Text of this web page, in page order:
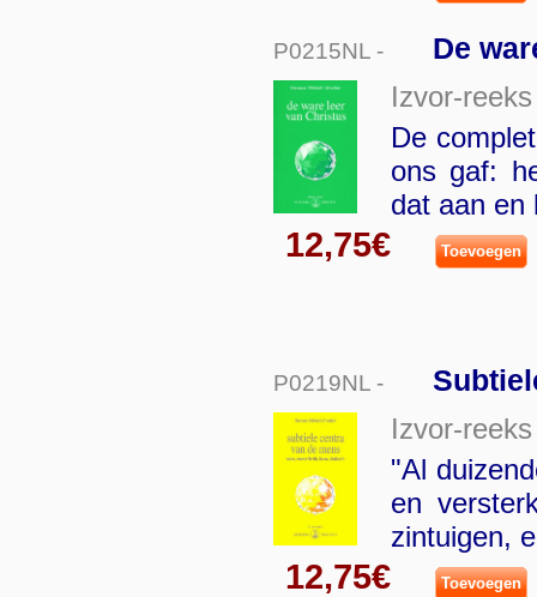
P0215NL - De
Izvor-reeks
De
ons gaf:
dat aan
12,75€ Toevoegen
P0219NL -
Izvor-reeks
"Al
en
zintuigen,
12,75€ Toevoegen